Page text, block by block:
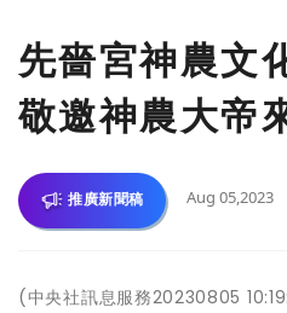
先嗇宮神農文
敬邀神農大帝
推廣新聞稿 Aug 05,2023
(中央社訊息服務20230805